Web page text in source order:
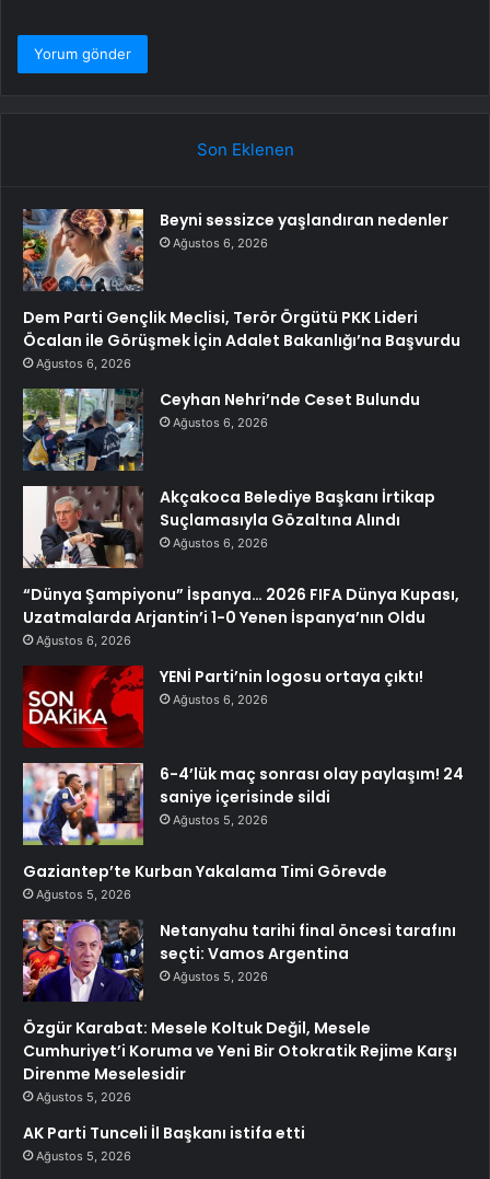
Son Eklenen
Beyni sessizce yaşlandıran nedenler
Ağustos 6, 2026
Dem Parti Gençlik Meclisi, Terör Örgütü PKK Lideri
Öcalan ile Görüşmek İçin Adalet Bakanlığı’na Başvurdu
Ağustos 6, 2026
Ceyhan Nehri’nde Ceset Bulundu
Ağustos 6, 2026
Akçakoca Belediye Başkanı İrtikap
Suçlamasıyla Gözaltına Alındı
Ağustos 6, 2026
“Dünya Şampiyonu” İspanya… 2026 FIFA Dünya Kupası,
Uzatmalarda Arjantin’i 1-0 Yenen İspanya’nın Oldu
Ağustos 6, 2026
YENİ Parti’nin logosu ortaya çıktı!
Ağustos 6, 2026
6-4’lük maç sonrası olay paylaşım! 24
saniye içerisinde sildi
Ağustos 5, 2026
Gaziantep’te Kurban Yakalama Timi Görevde
Ağustos 5, 2026
Netanyahu tarihi final öncesi tarafını
seçti: Vamos Argentina
Ağustos 5, 2026
Özgür Karabat: Mesele Koltuk Değil, Mesele
Cumhuriyet’i Koruma ve Yeni Bir Otokratik Rejime Karşı
Direnme Meselesidir
Ağustos 5, 2026
AK Parti Tunceli İl Başkanı istifa etti
Ağustos 5, 2026